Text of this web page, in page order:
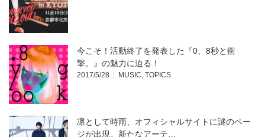
今こそ！活動終了を発表した『0、8秒と衝
撃。』の魅力に迫る！
2017/5/28 MUSIC, TOPICS
凛として時雨、オフィシャルサイトに謎のペー
ジが出現。新たなアーテ…